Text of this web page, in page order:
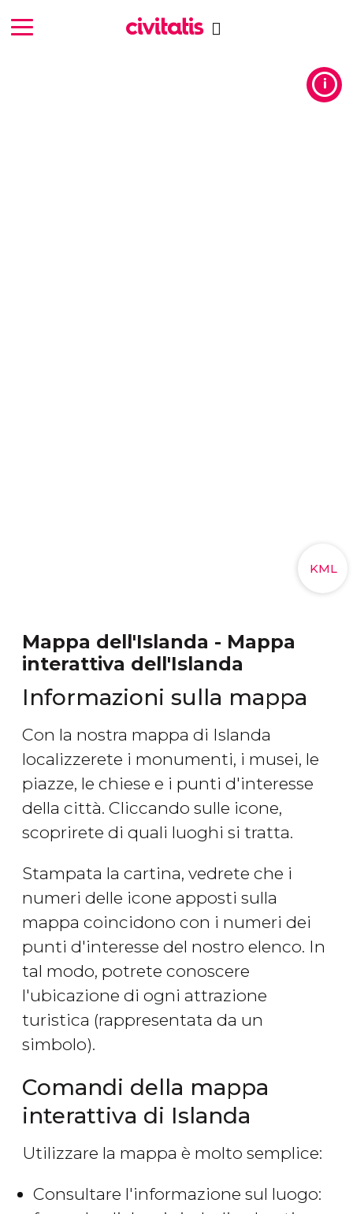
Mappa dell'Islanda - Mappa
interattiva dell'Islanda
Informazioni sulla mappa
Con la nostra mappa di Islanda
localizzerete i monumenti, i musei, le
piazze, le chiese e i punti d'interesse
della città. Cliccando sulle icone,
scoprirete di quali luoghi si tratta.
Stampata la cartina, vedrete che i
numeri delle icone apposti sulla
mappa coincidono con i numeri dei
punti d'interesse del nostro elenco. In
tal modo, potrete conoscere
l'ubicazione di ogni attrazione
turistica (rappresentata da un
simbolo).
Comandi della mappa
interattiva di Islanda
Utilizzare la mappa è molto semplice:
Consultare l'informazione sul luogo: